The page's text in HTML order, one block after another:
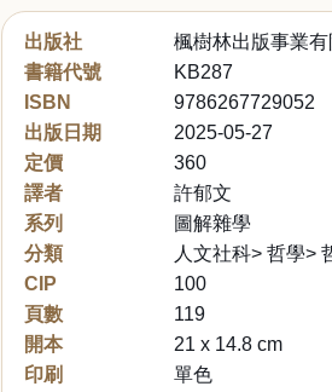
出版社
楓樹林出版事業有
書籍代號
KB287
ISBN
9786267729052
出版日期
2025-05-27
定價
360
譯者
許郁文
系列
圖解雜學
分類
人文社科> 哲學>
CIP
100
頁數
119
開本
21 x 14.8 cm
印刷
單色